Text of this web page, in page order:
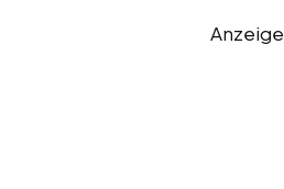
Anzeige